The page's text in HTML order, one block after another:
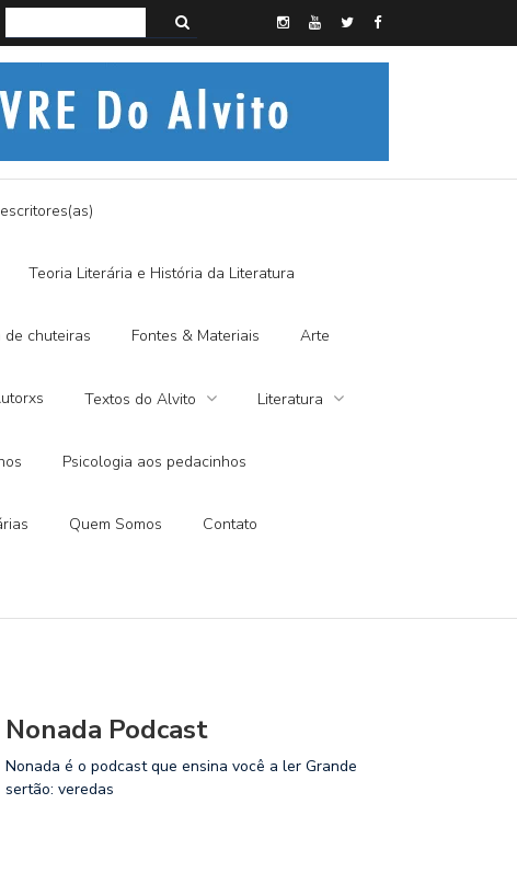
do Alvito – SEMI-MÍSTICO, SIM SENHOR
Teoria Literária e História da Literatura
de chuteiras Fontes & Materiais Arte
Textos do Alvito Literatura
Psicologia aos pedacinhos
Quem Somos Contato
Nonada Podcast
Nonada é o podcast que ensina você a ler Grande
sertão: veredas